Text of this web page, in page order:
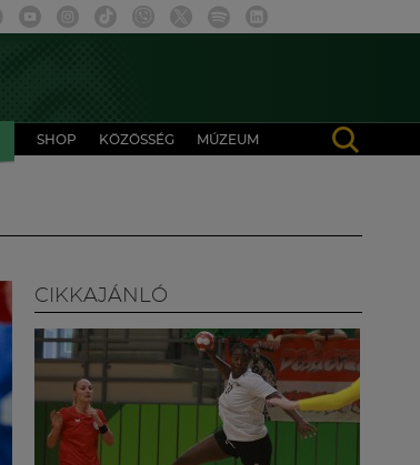
SHOP KÖZÖSSÉG MÚZEUM
CIKKAJÁNLÓ